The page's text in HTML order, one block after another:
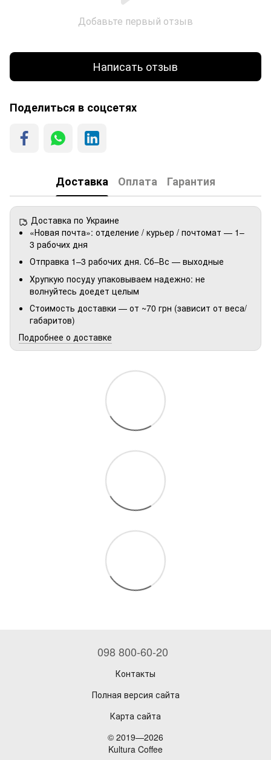
Добавьте первый отзыв
Написать отзыв
Поделиться в соцсетях
Доставка Оплата Гарантия
Доставка по Украине
«Новая почта»: отделение / курьер / почтомат — 1–
3 рабочих дня
Отправка 1–3 рабочих дня. Сб–Вс — выходные
Хрупкую посуду упаковываем надежно: не
волнуйтесь доедет целым
Стоимость доставки — от ~70 грн (зависит от веса/
габаритов)
Подробнее о доставке
098 800-60-20
Контакты
Полная версия сайта
Карта сайта
© 2019—2026
Kultura Coffee